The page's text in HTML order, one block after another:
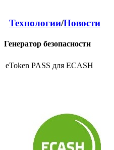
Технологии/Новости
Генератор безопасности
eToken PASS для ECASH